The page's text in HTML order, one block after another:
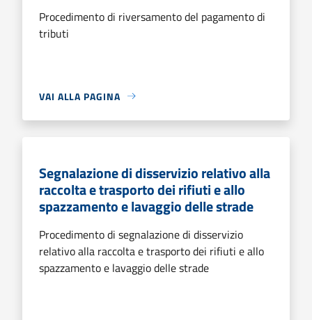
Procedimento di riversamento del pagamento di
tributi
VAI ALLA PAGINA
Segnalazione di disservizio relativo alla
raccolta e trasporto dei rifiuti e allo
spazzamento e lavaggio delle strade
Procedimento di segnalazione di disservizio
relativo alla raccolta e trasporto dei rifiuti e allo
spazzamento e lavaggio delle strade